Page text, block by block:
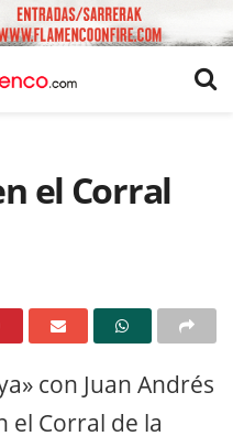
el Corral
con Juan Andrés
el Corral de la